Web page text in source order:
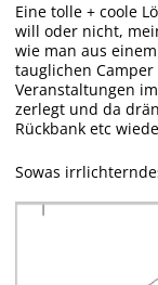
Eine tolle + coole
will oder nicht,
wie man aus
tauglichen
Veranstaltungen
zerlegt und da
Rückbank etc
Sowas